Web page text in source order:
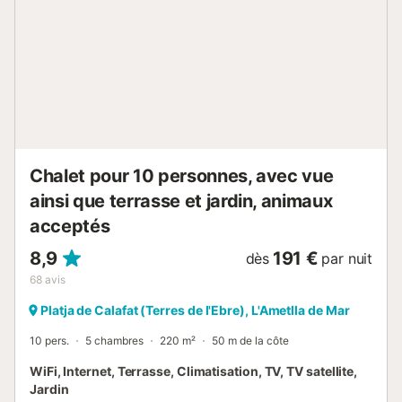
Chalet pour 10 personnes, avec vue
ainsi que terrasse et jardin, animaux
acceptés
8,9
68 avis
dès 191 € par nuit
Platja de Calafat (Terres de l'Ebre), L'Ametlla de Mar
10 pers. 5 chambres 220 m² 50 m de la côte
WiFi, Internet, Terrasse, Climatisation, TV, TV satellite,
Jardin